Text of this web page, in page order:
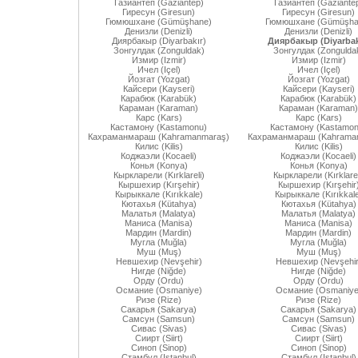
Газиантеп (Gaziantep)
Гиресун (Giresun)
Гюмюшхане (Gümüşhane)
Денизли (Denizli)
Диярбакыр (Diyarbakır)
Зонгулдак (Zonguldak)
Измир (Izmir)
Ичел (Içel)
Йозгат (Yozgat)
Кайсери (Kayseri)
Карабюк (Karabük)
Караман (Karaman)
Карс (Kars)
Кастамону (Kastamonu)
Кахраманмараш (Kahramanmaraş)
Килис (Kilis)
Коджаэли (Kocaeli)
Конья (Konya)
Кыркларели (Kırklareli)
Кыршехир (Kırşehir)
Кырыккале (Kırıkkale)
Кютахья (Kütahya)
Малатья (Malatya)
Маниса (Manisa)
Мардин (Mardin)
Мугла (Muğla)
Муш (Muş)
Невшехир (Nevşehir)
Нигде (Niğde)
Орду (Ordu)
Османие (Osmaniye)
Ризе (Rize)
Сакарья (Sakarya)
Самсун (Samsun)
Сивас (Sivas)
Сиирт (Siirt)
Синоп (Sinop)
Газиантеп
Гиресун (Giresun)
Гюмюшхане
Денизли (Denizli)
Диярбакыр
Зонгулдак
Измир (Izmir)
Ичел (Içel)
Йозгат (Yozgat)
Кайсери (Kayseri)
Карабюк (Karabük)
Караман (Karaman)
Карс (Kars)
Кастамону
Кахраманмараш
Килис (Kilis)
Коджаэли (Kocaeli)
Конья (Konya)
Кыркларели
Кыршехир (Kırşehir)
Кырыккале
Кютахья (Kütahya)
Малатья (Malatya)
Маниса (Manisa)
Мардин (Mardin)
Мугла (Muğla)
Муш (Muş)
Невшехир
Нигде (Niğde)
Орду (Ordu)
Османие
Ризе (Rize)
Сакарья (Sakarya)
Самсун (Samsun)
Сивас (Sivas)
Сиирт (Siirt)
Синоп (Sinop)